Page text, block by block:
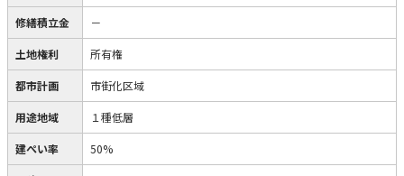
修繕積立金 －
土地権利 所有権
都市計画 市街化区域
用途地域 １種低層
建ぺい率 50%